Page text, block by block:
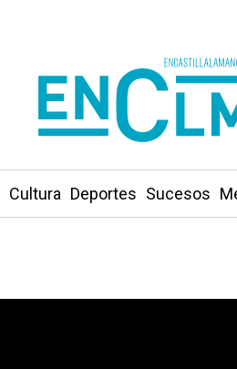
Cultura Deportes Sucesos